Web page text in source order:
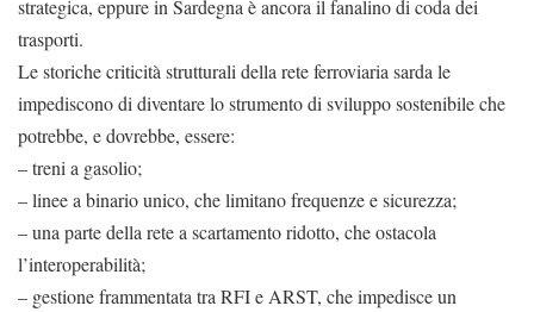
strategica, eppure in Sardegna è ancora il fanalino di coda dei
trasporti.
Le storiche criticità strutturali della rete ferroviaria sarda le
impediscono di diventare lo strumento di sviluppo sostenibile che
potrebbe, e dovrebbe, essere:
– treni a gasolio;
– linee a binario unico, che limitano frequenze e sicurezza;
– una parte della rete a scartamento ridotto, che ostacola
l’interoperabilità;
– gestione frammentata tra RFI e ARST, che impedisce un